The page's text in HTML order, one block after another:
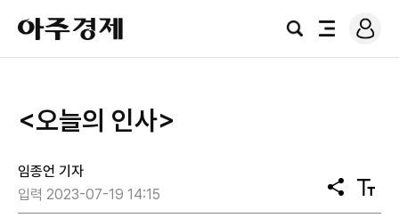
아
주
경
검
전
로
그
<오늘의 인사>
임종언 기자
입력 2023-07-19 14:15
공
유
텍
스